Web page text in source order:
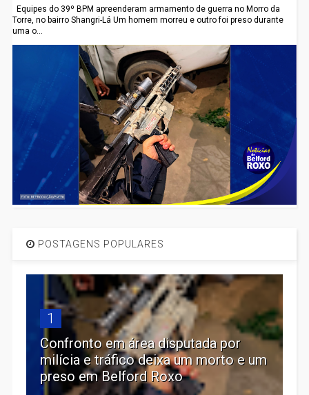
Equipes do 39º BPM apreenderam armamento de guerra no Morro da
Torre, no bairro Shangri-Lá Um homem morreu e outro foi preso durante
uma o...
POSTAGENS POPULARES
1
Confronto em área disputada por
milícia e tráfico deixa um morto e um
preso em Belford Roxo